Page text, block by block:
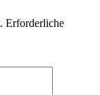
Erforderliche